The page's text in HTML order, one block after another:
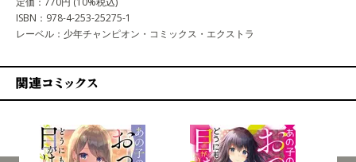
ISBN：978-4-253-25275-1
レーベル：少年チャンピオン・コミックス・エクストラ